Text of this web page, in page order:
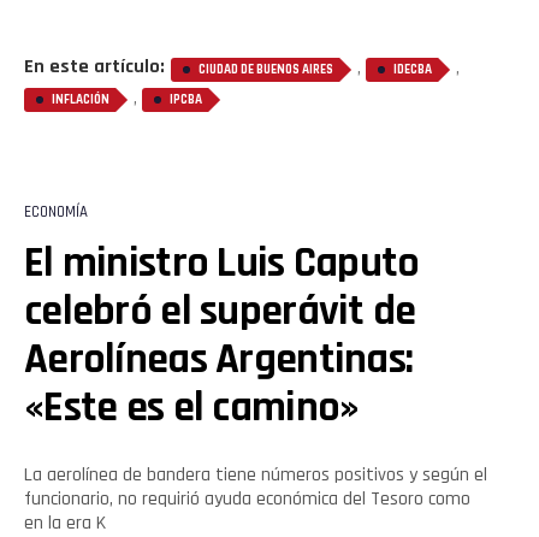
En este artículo: CIUDAD DE BUENOS AIRES , IDECBA ,
INFLACIÓN , IPCBA
ECONOMÍA
El ministro Luis Caputo
celebró el superávit de
Aerolíneas Argentinas:
«Este es el camino»
La aerolínea de bandera tiene números positivos y según el
funcionario, no requirió ayuda económica del Tesoro como
en la era K